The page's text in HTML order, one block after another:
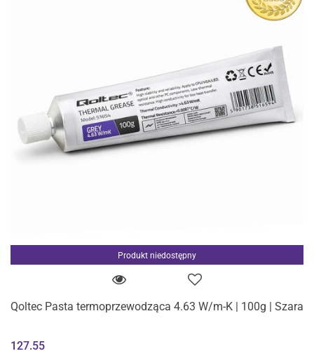
Produkt niedostępny
Qoltec Pasta termoprzewodząca 4.63 W/m-K | 100g | Szara
127.55